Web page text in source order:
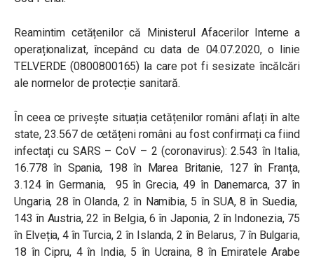
Reamintim cetățenilor că Ministerul Afacerilor Interne a
operaționalizat, începând cu data de 04.07.2020, o linie
TELVERDE (0800800165) la care pot fi sesizate încălcări
ale normelor de protecție sanitară.
În ceea ce privește situația cetățenilor români aflați în alte
state, 23.567 de cetățeni români au fost confirmați ca fiind
infectați cu SARS – CoV – 2 (coronavirus): 2.543 în Italia,
16.778 în Spania, 198 în Marea Britanie, 127 în Franța,
3.124 în Germania, 95 în Grecia, 49 în Danemarca, 37 în
Ungaria, 28 în Olanda, 2 în Namibia, 5 în SUA, 8 în Suedia,
143 în Austria, 22 în Belgia, 6 în Japonia, 2 în Indonezia, 75
în Elveția, 4 în Turcia, 2 în Islanda, 2 în Belarus, 7 în Bulgaria,
18 în Cipru, 4 în India, 5 în Ucraina, 8 în Emiratele Arabe